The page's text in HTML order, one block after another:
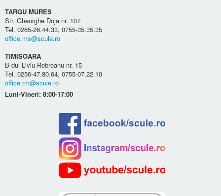
TARGU MURES
Str. Gheorghe Doja nr. 107
Tel. 0265-26.44.33, 0755-35.35.35
office.ms@scule.ro
TIMISOARA
B-dul Liviu Rebreanu nr. 15
Tel. 0256-47.80.64, 0755-07.22.10
office.tm@scule.ro
Luni-Vineri: 8:00-17:00